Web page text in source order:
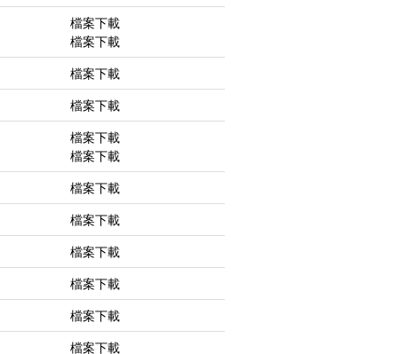
檔案下載
檔案下載
檔案下載
檔案下載
檔案下載
檔案下載
檔案下載
檔案下載
檔案下載
檔案下載
檔案下載
檔案下載